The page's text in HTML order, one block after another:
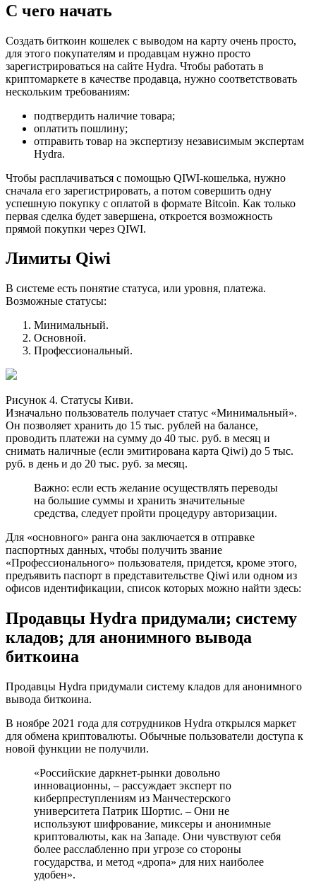
С чего начать
Создать биткоин кошелек с выводом на карту очень просто,
для этого покупателям и продавцам нужно просто
зарегистрироваться на сайте Hydra. Чтобы работать в
криптомаркете в качестве продавца, нужно соответствовать
нескольким требованиям:
подтвердить наличие товара;
оплатить пошлину;
отправить товар на экспертизу независимым экспертам
Hydra.
Чтобы расплачиваться с помощью QIWI-кошелька, нужно
сначала его зарегистрировать, а потом совершить одну
успешную покупку с оплатой в формате Bitcoin. Как только
первая сделка будет завершена, откроется возможность
прямой покупки через QIWI.
Лимиты Qiwi
В системе есть понятие статуса, или уровня, платежа.
Возможные статусы:
Минимальный.
Основной.
Профессиональный.
Рисунок 4. Статусы Киви.
Изначально пользователь получает статус «Минимальный».
Он позволяет хранить до 15 тыс. рублей на балансе,
проводить платежи на сумму до 40 тыс. руб. в месяц и
снимать наличные (если эмитирована карта Qiwi) до 5 тыс.
руб. в день и до 20 тыс. руб. за месяц.
Важно: если есть желание осуществлять переводы
на большие суммы и хранить значительные
средства, следует пройти процедуру авторизации.
Для «основного» ранга она заключается в отправке
паспортных данных, чтобы получить звание
«Профессионального» пользователя, придется, кроме этого,
предъявить паспорт в представительстве Qiwi или одном из
офисов идентификации, список которых можно найти здесь:
Продавцы Hydra придумали; систему
кладов; для анонимного вывода
биткоина
Продавцы Hydra придумали систему кладов для анонимного
вывода биткоина.
В ноябре 2021 года для сотрудников Hydra открылся маркет
для обмена криптовалюты. Обычные пользователи доступа к
новой функции не получили.
«Российские даркнет-рынки довольно
инновационны, – рассуждает эксперт по
киберпреступлениям из Манчестерского
университета Патрик Шортис. – Они не
используют шифрование, миксеры и анонимные
криптовалюты, как на Западе. Они чувствуют себя
более расслабленно при угрозе со стороны
государства, и метод «дропа» для них наиболее
удобен».